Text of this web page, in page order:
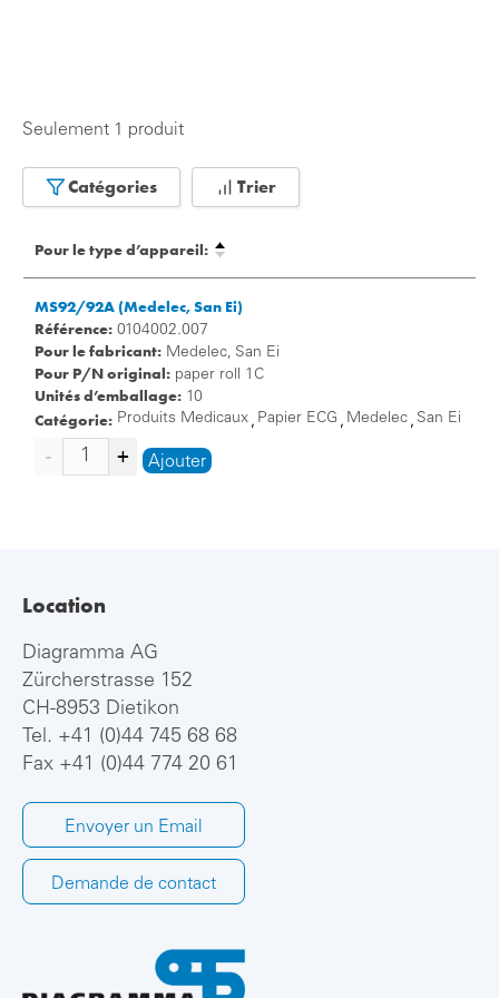
Seulement 1 produit
Catégories Trier
Pour le type d’appareil:
MS92/92A (Medelec, San Ei)
Référence: 0104002.007
Pour le fabricant: Medelec, San Ei
Pour P/N original: paper roll 1C
Unités d’emballage: 10
Catégorie: Produits Medicaux , Papier ECG , Medelec , San Ei
Ajouter
Location
Diagramma AG
Zürcherstrasse 152
CH-8953 Dietikon
Tel. +41 (0)44 745 68 68
Fax +41 (0)44 774 20 61
Envoyer un Email
Demande de contact